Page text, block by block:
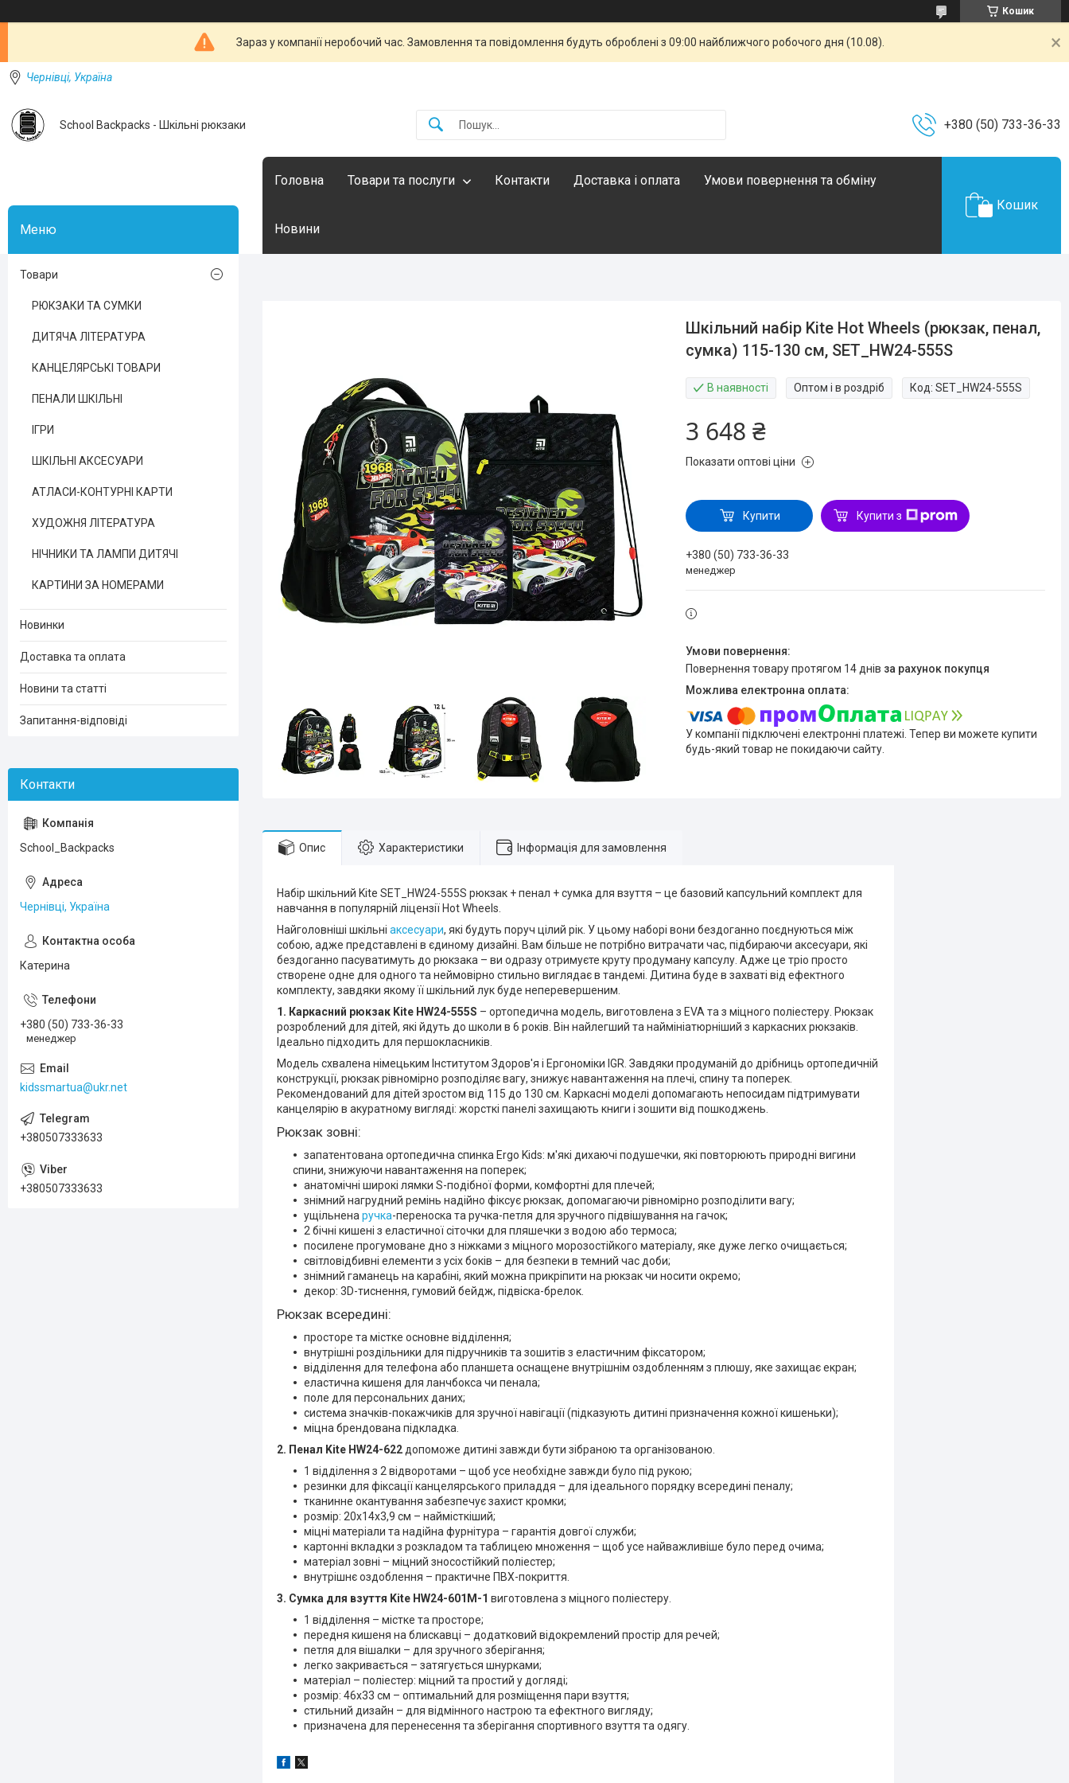
Кошик
Зараз у компанії неробочий час. Замовлення та повідомлення будуть оброблені з 09:00 найближчого робочого дня (10.08).
Чернівці, Україна
School Backpacks - Шкільні рюкзаки +380 (50) 733-36-33
Головна Товари та послуги Контакти Доставка і оплата Умови повернення та обміну
Новини
Кошик
Шкільний набір Kite Hot Wheels (рюкзак, пенал,
сумка) 115-130 см, SET_HW24-555S
В наявності Оптом і в роздріб Код:SET_HW24-555S
3 648 ₴
Показати оптові ціни
Купити Купити з
+380 (50) 733-36-33
менеджер
повернення товару протягом 14 днів за рахунок покупця
У компанії підключені електронні платежі. Тепер ви можете купити
будь-який товар не покидаючи сайту.
Опис Характеристики Інформація для замовлення
Набір шкільний Kite SET_HW24-555S рюкзак + пенал + сумка для взуття – це базовий капсульний комплект для
навчання в популярній ліцензії Hot Wheels.
Найголовніші шкільні аксесуари, які будуть поруч цілий рік. У цьому наборі вони бездоганно поєднуються між
собою, адже представлені в єдиному дизайні. Вам більше не потрібно витрачати час, підбираючи аксесуари, які
бездоганно пасуватимуть до рюкзака – ви одразу отримуєте круту продуману капсулу. Адже це тріо просто
створене одне для одного та неймовірно стильно виглядає в тандемі. Дитина буде в захваті від ефектного
комплекту, завдяки якому її шкільний лук буде неперевершеним.
1. Каркасний рюкзак Kite HW24-555S – ортопедична модель, виготовлена з EVA та з міцного поліестеру. Рюкзак
розроблений для дітей, які йдуть до школи в 6 років. Він найлегший та наймініатюрніший з каркасних рюкзаків.
Ідеально підходить для першокласників.
Модель схвалена німецьким Інститутом Здоров'я і Ергономіки IGR. Завдяки продуманій до дрібниць ортопедичній
конструкції, рюкзак рівномірно розподіляє вагу, знижує навантаження на плечі, спину та поперек.
Рекомендований для дітей зростом від 115 до 130 см. Каркасні моделі допомагають непосидам підтримувати
канцелярію в акуратному вигляді: жорсткі панелі захищають книги і зошити від пошкоджень.
Рюкзак зовні:
запатентована ортопедична спинка Ergo Kids: м'які дихаючі подушечки, які повторюють природні вигини
спини, знижуючи навантаження на поперек;
анатомічні широкі лямки S-подібної форми, комфортні для плечей;
знімний нагрудний ремінь надійно фіксує рюкзак, допомагаючи рівномірно розподілити вагу;
ущільнена ручка-переноска та ручка-петля для зручного підвішування на гачок;
2 бічні кишені з еластичної сіточки для пляшечки з водою або термоса;
посилене прогумоване дно з ніжками з міцного морозостійкого матеріалу, яке дуже легко очищається;
світловідбивні елементи з усіх боків – для безпеки в темний час доби;
знімний гаманець на карабіні, який можна прикріпити на рюкзак чи носити окремо;
декор: 3D-тиснення, гумовий бейдж, підвіска-брелок.
Рюкзак всередині:
просторе та містке основне відділення;
внутрішні роздільники для підручників та зошитів з еластичним фіксатором;
відділення для телефона або планшета оснащене внутрішнім оздобленням з плюшу, яке захищає екран;
еластична кишеня для ланчбокса чи пенала;
поле для персональних даних;
система значків-покажчиків для зручної навігації (підказують дитині призначення кожної кишеньки);
міцна брендована підкладка.
2. Пенал Kite HW24-622 допоможе дитині завжди бути зібраною та організованою.
1 відділення з 2 відворотами – щоб усе необхідне завжди було під рукою;
резинки для фіксації канцелярського приладдя – для ідеального порядку всередині пеналу;
тканинне окантування забезпечує захист кромки;
розмір: 20x14x3,9 см – наймісткіший;
міцні матеріали та надійна фурнітура – гарантія довгої служби;
картонні вкладки з розкладом та таблицею множення – щоб усе найважливіше було перед очима;
матеріал зовні – міцний зносостійкий поліестер;
внутрішнє оздоблення – практичне ПВХ-покриття.
3. Сумка для взуття Kite HW24-601M-1 виготовлена з міцного поліестеру.
1 відділення – містке та просторе;
передня кишеня на блискавці – додатковий відокремлений простір для речей;
петля для вішалки – для зручного зберігання;
легко закривається – затягується шнурками;
матеріал – поліестер: міцний та простий у догляді;
розмір: 46x33 см – оптимальний для розміщення пари взуття;
стильний дизайн – для відмінного настрою та ефектного вигляду;
призначена для перенесення та зберігання спортивного взуття та одягу.
Товари
РЮКЗАКИ ТА СУМКИ
ДИТЯЧА ЛІТЕРАТУРА
КАНЦЕЛЯРСЬКІ ТОВАРИ
ПЕНАЛИ ШКІЛЬНІ
ІГРИ
ШКІЛЬНІ АКСЕСУАРИ
АТЛАСИ-КОНТУРНІ КАРТИ
ХУДОЖНЯ ЛІТЕРАТУРА
НІЧНИКИ ТА ЛАМПИ ДИТЯЧІ
КАРТИНИ ЗА НОМЕРАМИ
Новинки
Доставка та оплата
Новини та статті
Запитання-відповіді
School_Backpacks
Чернівці, Україна
Катерина
+380 (50) 733-36-33
менеджер
kidssmartua@ukr.net
+380507333633
+380507333633